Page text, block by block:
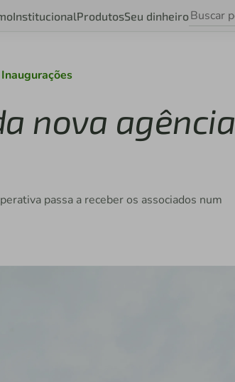
InstitucionalProdutosSeu dinheiro
Inaugurações
nova agência
passa a receber os associados num